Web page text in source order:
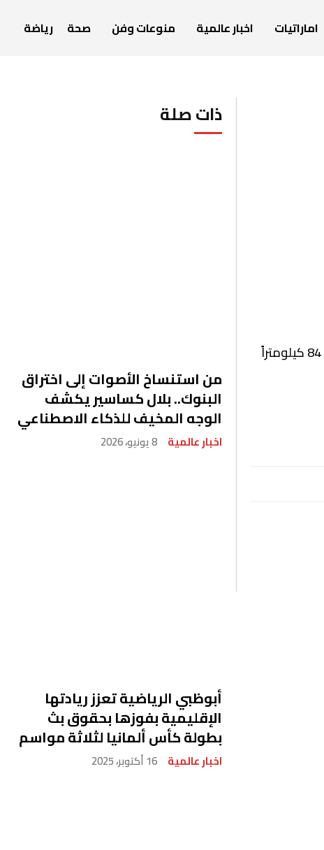
اماراتيات اخبار عالمية منوعات وفن صحة رياضة
ذات صلة
من استنساخ الأصوات إلى اختراق
البنوك.. بلال كساسير يكشف
الوجه المخيف للذكاء الاصطناعي
اخبار عالمية 8 يونيو، 2026
أبوظبي الرياضية تعزز ريادتها
الإقليمية بفوزها بحقوق بث
بطولة كأس ألمانيا لثلاثة مواسم
اخبار عالمية 16 أكتوبر، 2025
ووقع مركز الزلزال بحسب وكالة الأرصاد الجوية الإندونيسية على بعد 177 كيلومترا شمال غربي جزر منتاواي وعلى عمق 84 كيلومتراً